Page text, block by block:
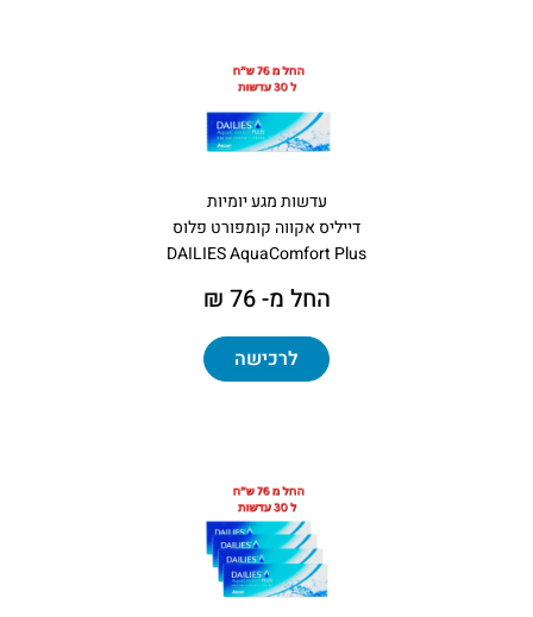
עדשות מגע יומיות
דייליס אקווה קומפורט פלוס
DAILIES AquaComfort Plus
החל מ- 76 ₪
לרכישה